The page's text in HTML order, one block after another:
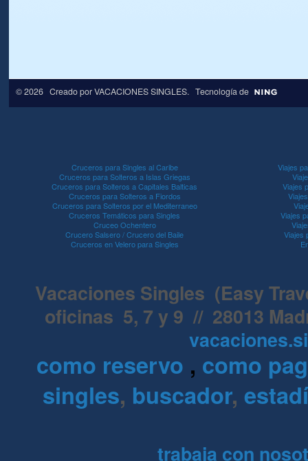
© 2026 Creado porVACACIONES SINGLES. Tecnología de
Cruceros para Singles al Caribe
Cruceros para Solteros a Islas Griegas
Cruceros para Solteros a Capitales Balticas
Cruceros para Solteros a Fiordos
Cruceros para Solteros por el Mediterraneo
Cruceros Temáticos para Singles
Cruceo Ochentero
Crucero Salsero / Crucero del Baile
Cruceros en Velero para Singles
Viajes
Viajes
Viajes
Viajes
Vacaciones Singles (Easy
oficinas 5, 7 y 9 // 28013
como reservo , como
singles, buscador,
trabaja con